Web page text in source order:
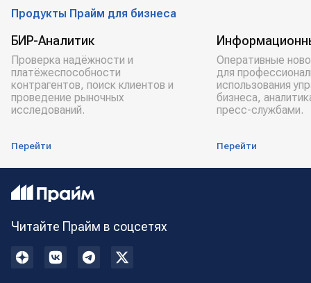
Продукты Прайм для бизнеса
БИР-Аналитик
Проверка надёжности и
платёжеспособности
контрагентов, поиск клиентов и
проведение рыночных
исследований.
Перейти
Оперативные
для
использования
бизнеса,
пресс-службами.
Перейти
Читайте Прайм в соцсетях